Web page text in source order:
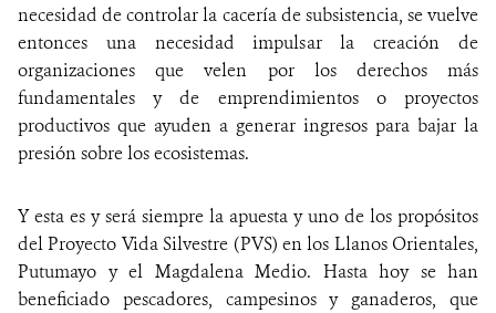
necesidad de controlar la cacería de subsistencia, se vuelve
entonces una necesidad impulsar la creación de
organizaciones que velen por los derechos más
fundamentales y de emprendimientos o proyectos
productivos que ayuden a generar ingresos para bajar la
presión sobre los ecosistemas.
Y esta es y será siempre la apuesta y uno de los propósitos
del Proyecto Vida Silvestre (PVS) en los Llanos Orientales,
Putumayo y el Magdalena Medio. Hasta hoy se han
beneficiado pescadores, campesinos y ganaderos, que